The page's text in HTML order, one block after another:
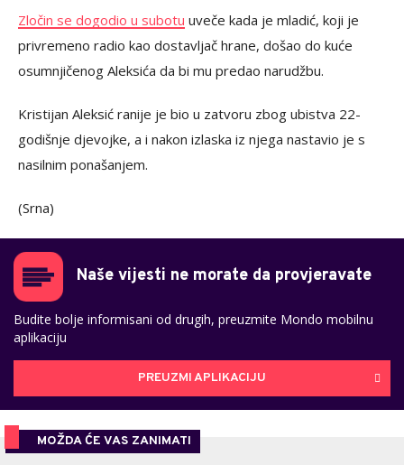
Zločin se dogodio u subotu uveče kada je mladić, koji je
privremeno radio kao dostavljač hrane, došao do kuće
osumnjičenog Aleksića da bi mu predao narudžbu.
Kristijan Aleksić ranije je bio u zatvoru zbog ubistva 22-
godišnje djevojke, a i nakon izlaska iz njega nastavio je s
nasilnim ponašanjem.
(Srna)
Naše vijesti ne morate da provjeravate
Budite bolje informisani od drugih, preuzmite Mondo mobilnu
aplikaciju
PREUZMI APLIKACIJU
MOŽDA ĆE VAS ZANIMATI